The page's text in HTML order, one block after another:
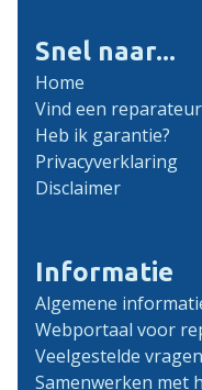
Snel naar...
Home
Vind een
Heb ik garantie?
Privacyverklaring
Disclaimer
Informatie
Algemene
Webportaal voor
Veelgestelde vragen
Samenwerken met